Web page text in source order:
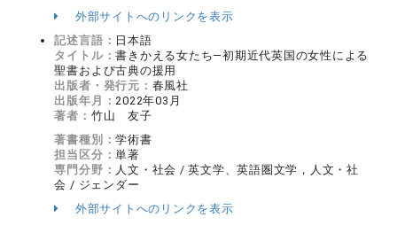
外部サイトへのリンクを表示
記述言語： 日本語
タイトル：書きかえる女たち―初期近代英国の女性による
聖書および古典の援用
出版者・発行元： 春風社
出版年月：2022年03月
著者： 竹山 友子
著書種別：学術書
担当区分：単著
専門分野： 人文・社会 / 英文学、英語圏文学，人文・社
会 / ジェンダー
外部サイトへのリンクを表示